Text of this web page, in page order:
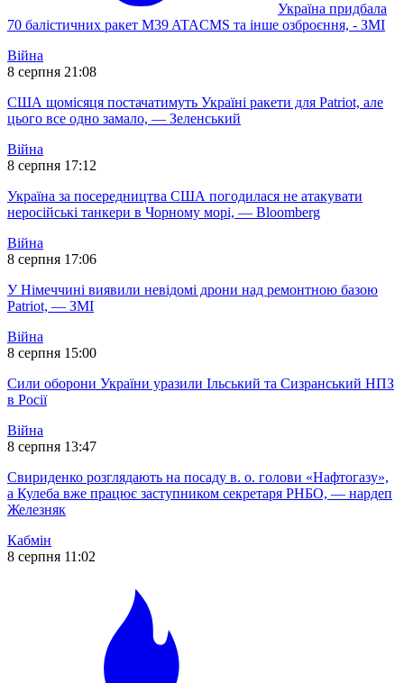
Україна придбала
70 балістичних ракет M39 ATACMS та інше озброєння, - ЗМІ
Війна
8 серпня 21:08
США щомісяця постачатимуть Україні ракети для Patriot, але
цього все одно замало, — Зеленський
Війна
8 серпня 17:12
Україна за посередництва США погодилася не атакувати
неросійські танкери в Чорному морі, — Bloomberg
Війна
8 серпня 17:06
У Німеччині виявили невідомі дрони над ремонтною базою
Patriot, — ЗМІ
Війна
8 серпня 15:00
Сили оборони України уразили Ільський та Сизранський НПЗ
в Росії
Війна
8 серпня 13:47
Свириденко розглядають на посаду в. о. голови «Нафтогазу»,
а Кулеба вже працює заступником секретаря РНБО, — нардеп
Железняк
Кабмін
8 серпня 11:02